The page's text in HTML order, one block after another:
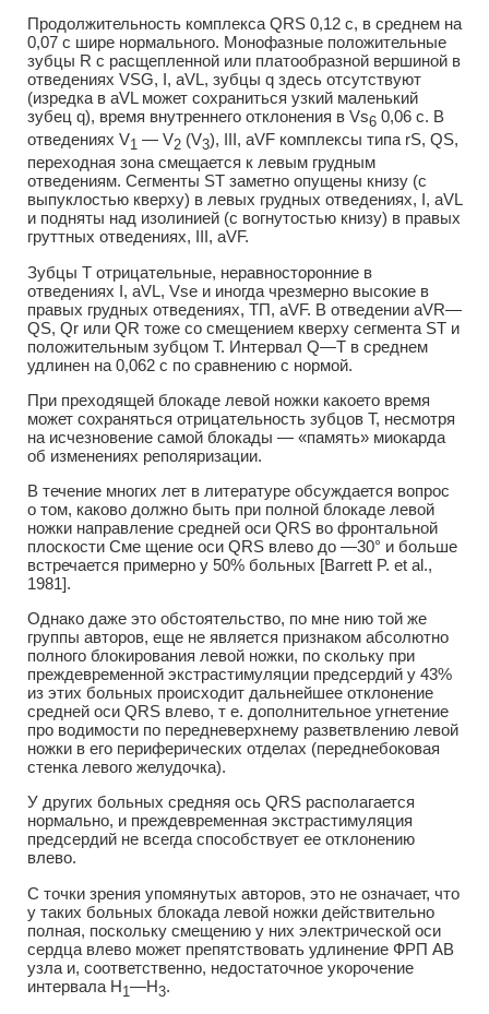
Продолжительность комплекса QRS 0,12 с, в среднем на
0,07 с шире нормального. Монофазные положительные
зубцы R с расщепленной или платообразной вершиной в
отведениях VSG, I, aVL, зубцы q здесь отсутствуют
(изредка в aVL может сохраниться узкий маленький
зубец q), время внутреннего отклонения в Vs6 0,06 с. В
отведениях V1 — V2 (V3), III, aVF комплексы типа rS, QS,
переходная зона смещается к левым грудным
отведениям. Сегменты ST заметно опущены книзу (с
выпуклостью кверху) в левых грудных отведениях, I, aVL
и подняты над изолинией (с вогнутостью книзу) в правых
груттных отведениях, III, aVF.
Зубцы Т отрицательные, неравносторонние в
отведениях I, aVL, Vse и иногда чрезмерно высокие в
правых грудных отведениях, ТП, aVF. В отведении aVR—
QS, Qr или QR тоже со смещением кверху сегмента ST и
положительным зубцом Т. Интервал Q—Т в среднем
удлинен на 0,062 с по сравнению с нормой.
При преходящей блокаде левой ножки какоето время
может сохраняться отрицательность зубцов Т, несмотря
на исчезновение самой блокады — «память» миокарда
об изменениях реполяризации.
В течение многих лет в литературе обсуждается вопрос
о том, каково должно быть при полной блокаде левой
ножки направление средней оси QRS во фронтальной
плоскости Сме щение оси QRS влево до —30° и больше
встречается примерно у 50% больных [Barrett P. et al.,
1981].
Однако даже это обстоятельство, по мне нию той же
группы авторов, еще не является признаком абсолютно
полного блокирования левой ножки, по скольку при
преждевременной экстрастимуляции предсердий у 43%
из этих больных происходит дальнейшее отклонение
средней оси QRS влево, т е. дополнительное угнетение
про водимости по передневерхнему разветвлению левой
ножки в его периферических отделах (переднебоковая
стенка левого желудочка).
У других больных средняя ось QRS располагается
нормально, и преждевременная экстрастимуляция
предсердий не всегда способствует ее отклонению
влево.
С точки зрения упомянутых авторов, это не означает, что
у таких больных блокада левой ножки действительно
полная, поскольку смещению у них электрической оси
сердца влево может препятствовать удлинение ФРП АВ
узла и, соответственно, недостаточное укорочение
интервала H1 —Н3.